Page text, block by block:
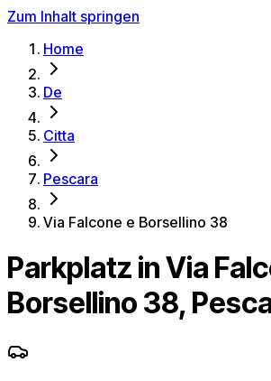
Zum Inhalt springen
Home
De
Citta
Pescara
Via Falcone e Borsellino 38
Parkplatz in Via
Borsellino 38,